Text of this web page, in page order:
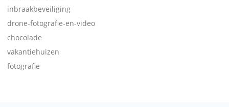
inbraakbeveiliging
drone-fotografie-en-video
chocolade
vakantiehuizen
fotografie